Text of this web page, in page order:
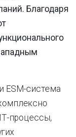
Благодаря
ESM-система
процессы,